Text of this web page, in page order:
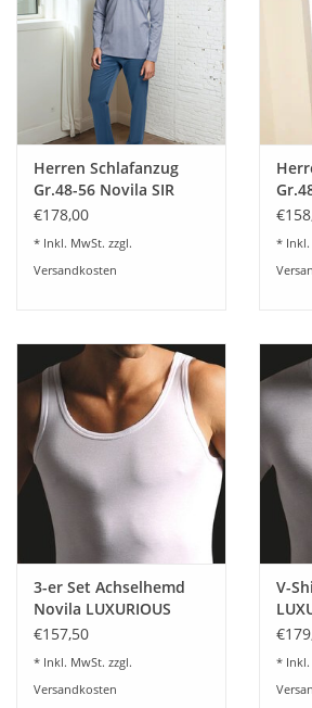
Waschempfehlung
Waschbar bei 30–40 °C im
Feinwaschmittel verwenden
Mit ähnlichen Farben waschen
Nicht bleichen
Nicht im Trockner trocknen oder nur im
Auf links waschen und bügeln
Herren Schlafanzug
Gr.48-56 Novila SIR
8104/61.110.Jersey
€178,00
* Inkl. MwSt. zzgl.
Versandkosten
* Inkl.
3-er Set Achselhemd
Novila LUXURIOUS
COTTON
€157,50
* Inkl. MwSt. zzgl.
Versandkosten
V-
* Inkl.